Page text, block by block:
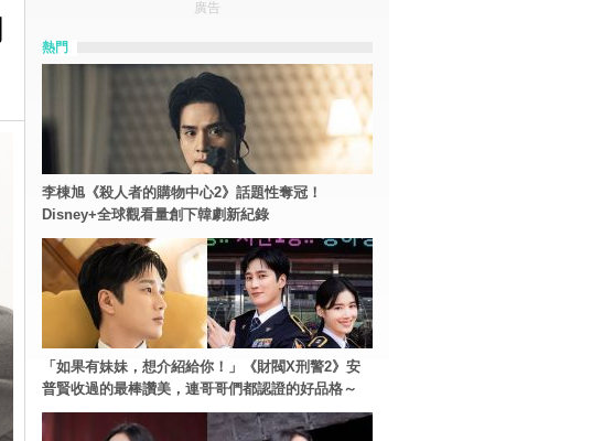
廣告
熱門
李棟旭《殺人者的購物中心2》話題性奪冠！
Disney+全球觀看量創下韓劇新紀錄
「如果有妹妹，想介紹給你！」《財閥X刑警2》安
普賢收過的最棒讚美，連哥哥們都認證的好品格～